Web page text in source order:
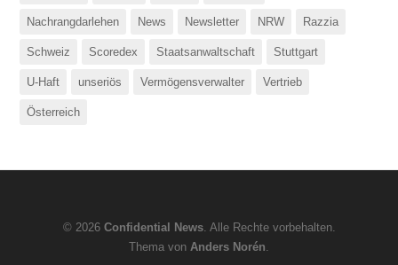
Nachrangdarlehen News Newsletter NRW Razzia
Schweiz Scoredex Staatsanwaltschaft Stuttgart
U-Haft unseriös Vermögensverwalter Vertrieb
Österreich
© 2026 Confidential News. Alle Rechte vorbehalten.
Thema von Anders Norén.